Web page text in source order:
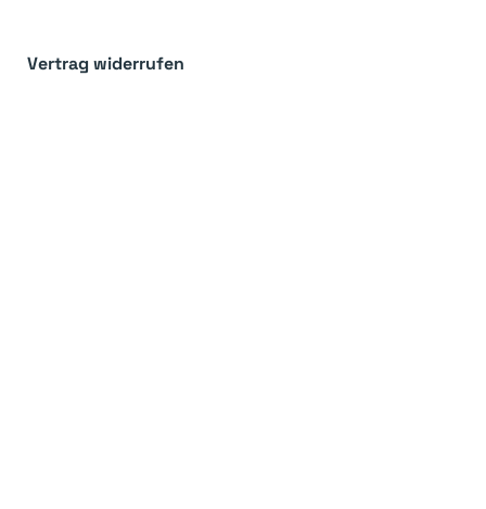
Vertrag widerrufen